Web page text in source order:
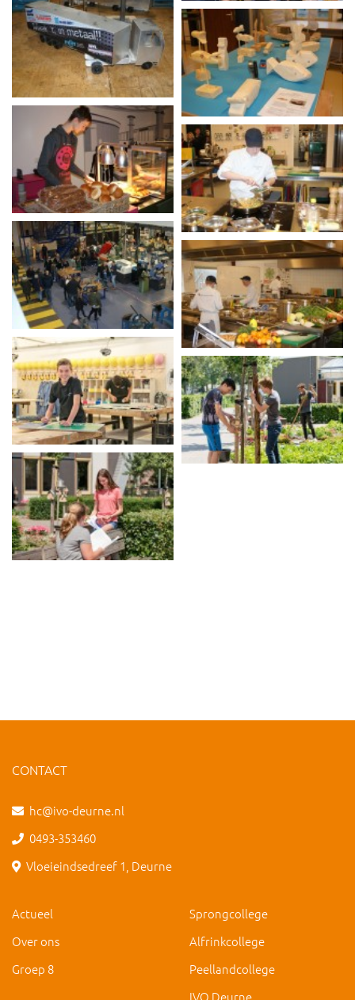
CONTACT
hc@ivo-deurne.nl
0493-353460
Vloeieindsedreef 1, Deurne
Actueel
Over ons
Groep 8
Sprongcollege
Alfrinkcollege
Peellandcollege
IVO Deurne